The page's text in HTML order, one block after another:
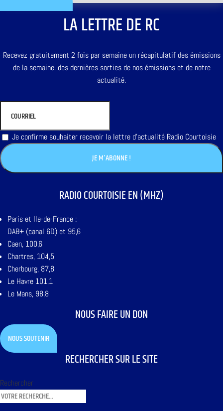
LA LETTRE DE RC
Recevez gratuitement 2 fois par semaine un récapitulatif des émissions
de la semaine, des dernières sorties de nos émissions et de notre
actualité.
Je confirme souhaiter recevoir la lettre d'actualité Radio Courtoisie
RADIO COURTOISIE EN (MHZ)
Paris et Ile-de-France :
DAB+ (canal 6D) et 95,6
Caen, 100,6
Chartres, 104,5
Cherbourg, 87,8
Le Havre 101,1
Le Mans, 98,8
NOUS FAIRE UN DON
NOUS SOUTENIR
RECHERCHER SUR LE SITE
Rechercher